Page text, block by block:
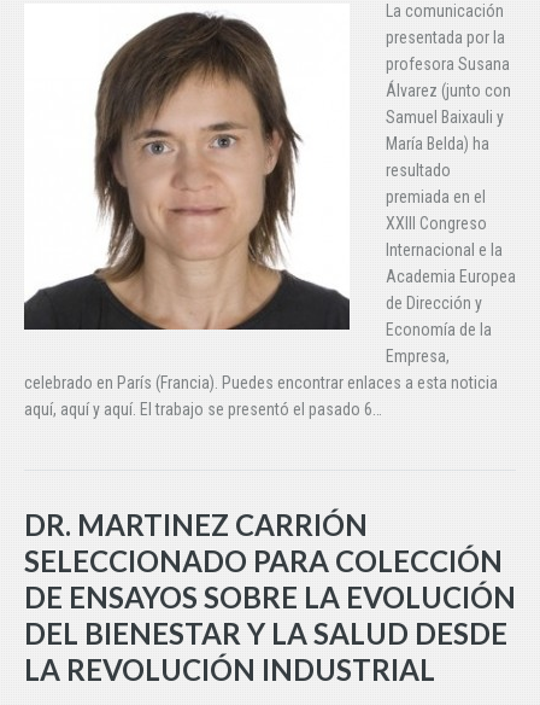
La comunicación
presentada por la
profesora Susana
Álvarez (junto con
Samuel Baixauli y
María Belda) ha
resultado
premiada en el
XXIII Congreso
Internacional e la
Academia Europea
de Dirección y
Economía de la
Empresa,
celebrado en París (Francia). Puedes encontrar enlaces a esta noticia
aquí, aquí y aquí. El trabajo se presentó el pasado 6…
DR. MARTINEZ CARRIÓN
SELECCIONADO PARA COLECCIÓN
DE ENSAYOS SOBRE LA EVOLUCIÓN
DEL BIENESTAR Y LA SALUD DESDE
LA REVOLUCIÓN INDUSTRIAL